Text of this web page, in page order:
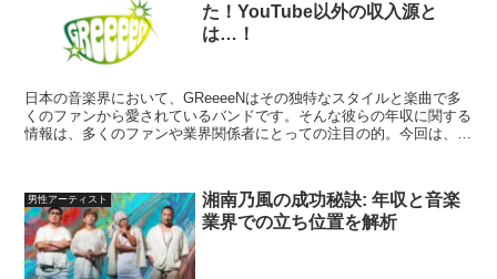
た！YouTube以外の収入源と
は…！
日本の音楽界において、GReeeeNはその独特なスタイルと楽曲で多
くのファンから愛されているバンドです。そんな彼らの年収に関する
情報は、多くのファンや業界関係者にとっての注目の的。今回は、一
男性アーティスト
湘南乃風の成功秘訣: 年収と音楽
業界での立ち位置を解析